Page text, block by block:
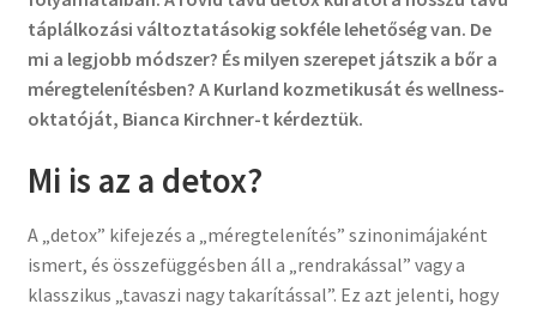
táplálkozási változtatásokig sokféle lehetőség van. De
mi a legjobb módszer? És milyen szerepet játszik a bőr a
méregtelenítésben? A Kurland kozmetikusát és wellness-
oktatóját, Bianca Kirchner-t kérdeztük.
Mi is az a detox?
A „detox” kifejezés a „méregtelenítés” szinonimájaként
ismert, és összefüggésben áll a „rendrakással” vagy a
klasszikus „tavaszi nagy takarítással”. Ez azt jelenti, hogy